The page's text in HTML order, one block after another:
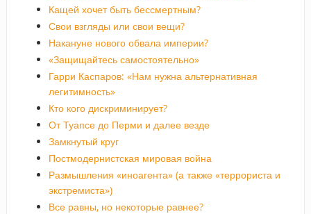
Кащей хочет быть бессмертным?
Свои взгляды или свои вещи?
Накануне нового обвала империи?
«Защищайтесь самостоятельно»
Гарри Каспаров: «Нам нужна альтернативная
легитимность»
Кто кого дискриминирует?
От Туапсе до Перми и далее везде
Замкнутый круг
Постмодернистская мировая война
Размышления «иноагента» (а также «террориста и
экстремиста»)
Все равны, но некоторые равнее?